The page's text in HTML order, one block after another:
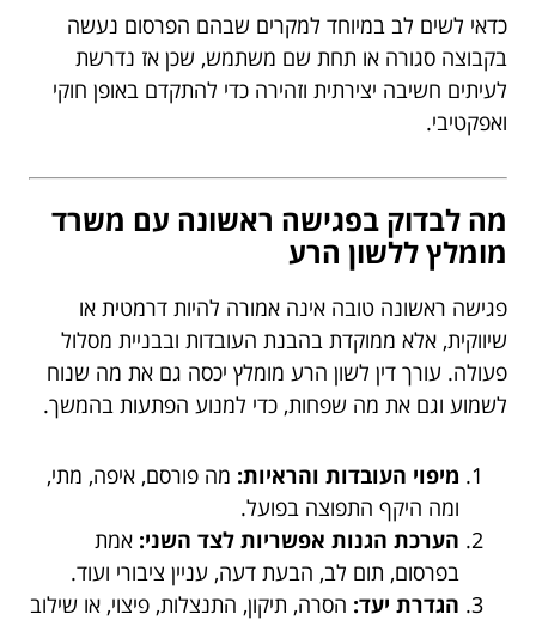
כדאי לשים לב במיוחד למקרים שבהם הפרסום נעשה
בקבוצה סגורה או תחת שם משתמש, שכן אז נדרשת
לעיתים חשיבה יצירתית וזהירה כדי להתקדם באופן חוקי
ואפקטיבי.
מה לבדוק בפגישה ראשונה עם משרד
מומלץ ללשון הרע
פגישה ראשונה טובה אינה אמורה להיות דרמטית או
שיווקית, אלא ממוקדת בהבנת העובדות ובבניית מסלול
פעולה. עורך דין לשון הרע מומלץ יכסה גם את מה שנוח
לשמוע וגם את מה שפחות, כדי למנוע הפתעות בהמשך.
מיפוי העובדות והראיות: מה פורסם, איפה, מתי,
ומה היקף התפוצה בפועל.
הערכת הגנות אפשריות לצד השני: אמת
בפרסום, תום לב, הבעת דעה, עניין ציבורי ועוד.
הגדרת יעד: הסרה, תיקון, התנצלות, פיצוי, או שילוב